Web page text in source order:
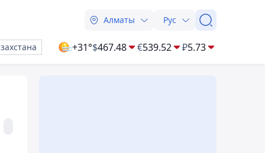
Алматы Рус
+31°$467.48 €539.52 ₽5.73